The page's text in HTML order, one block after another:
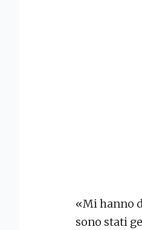
«Mi hanno
sono stati